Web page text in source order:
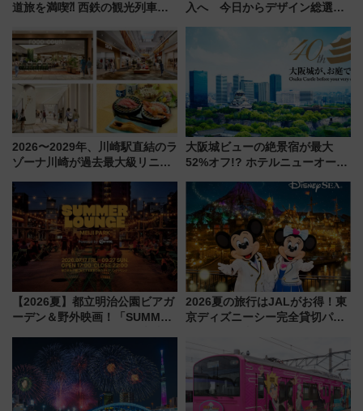
道旅を満喫⁈ 西鉄の観光列車
CHIKUGO」で巡る福岡･太宰
府･柳川の旅！YouTubeが公開
に
入へ 今日からデザイン総選挙
2026〜2029年、川崎駅直結のラ
ゾーナ川崎が過去最大級リニュ
「いつから何が変わるか」徹底
解説！
大阪城ビューの絶景宿が最大
52%オフ!? ホテルニューオータ
ール」で秋の関西旅を豪華にす
る方法（8月20日まで！）
【2026夏】都立明治公園ビアガ
ーデン＆野外映画！「SUMMER
ケジュール 夜風とビール、映画
を満喫！
2026夏の旅行はJALがお得！東
京ディズニーシー完全貸切パー
ーン始まる 条件は「夏の国内
線に2回搭乗」